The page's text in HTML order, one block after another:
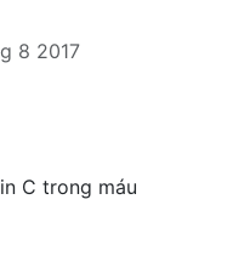
8 2017
C trong máu